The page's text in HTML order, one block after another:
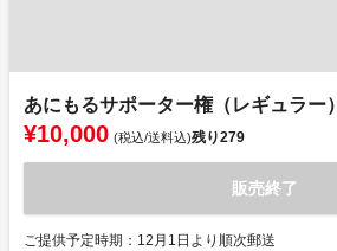
あにもるサポーター権（レギュラー）
¥10,000 (税込/送料込)残り279
販売終了
ご提供予定時期：12月1日より順次郵送